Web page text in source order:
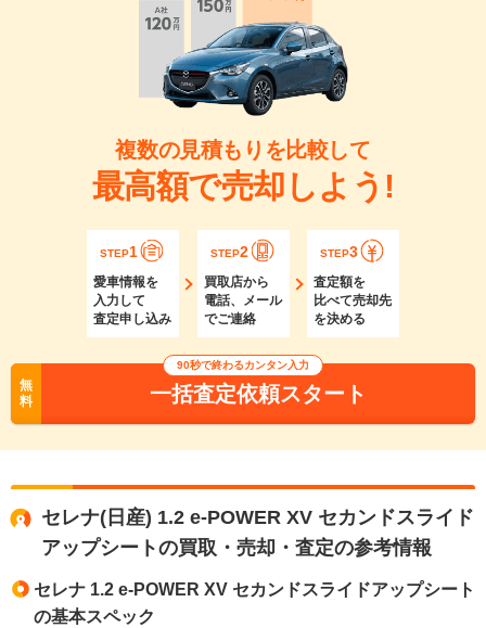
複数の見積もりを比較して
最高額で売却しよう!
STEP1
愛車情報を
入力して
査定申し込み
STEP2
買取店から
電話、メール
でご連絡
STEP3
査定額を
比べて売却先
を決める
無
料
90秒で終わるカンタン入力
一括査定依頼スタート
セレナ(日産) 1.2 e-POWER XV セカンドスライド
アップシートの買取・売却・査定の参考情報
セレナ 1.2 e-POWER XV セカンドスライドアップシート
の基本スペック